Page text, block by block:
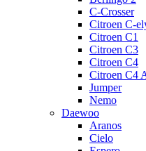
C-Crosser
Citroen C-
Citroen C1
Citroen C3
Citroen C4
Citroen C4
Jumper
Nemo
Daewoo
Aranos
Cielo